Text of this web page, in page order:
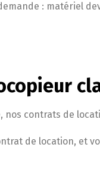
: matériel
contrats de
de location, et